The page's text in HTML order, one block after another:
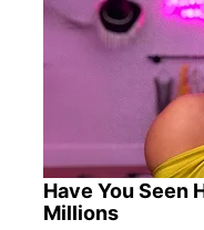
Have You Seen
Millions